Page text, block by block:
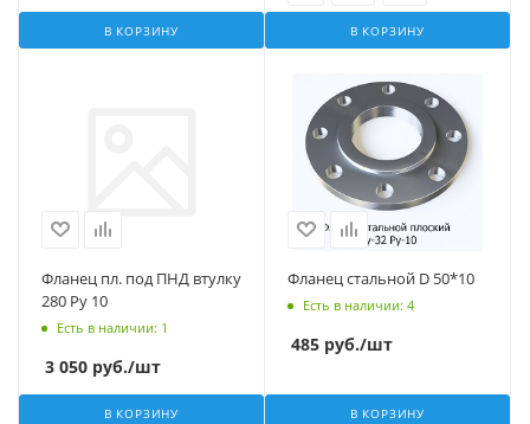
В КОРЗИНУ В КОРЗИНУ
Фланец пл. под ПНД втулку
280 Ру 10
Есть в наличии: 1
3 050 руб./шт
В КОРЗИНУ
Фланец стальной D 50*10
Есть в наличии: 4
485 руб./шт
В КОРЗИНУ